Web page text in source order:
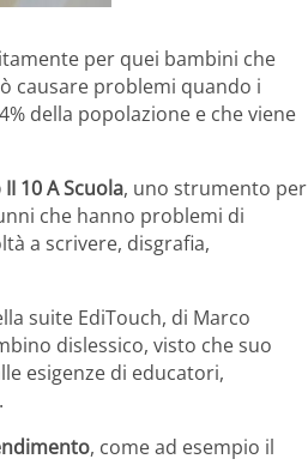
per quei bambini che
causare problemi quando i
della popolazione e che viene
10 A Scuola, uno strumento per
che hanno problemi di
a scrivere, disgrafia,
suite EdiTouch, di Marco
dislessico, visto che suo
esigenze di educatori,
, come ad esempio il